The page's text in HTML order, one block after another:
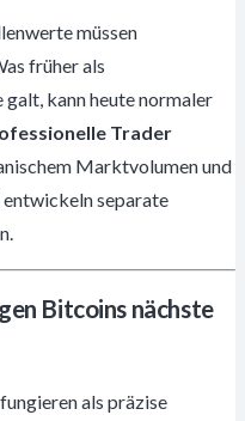
müssen
früher als
kann heute normaler
Trader
Marktvolumen und
separate
Bitcoins nächste
als präzise